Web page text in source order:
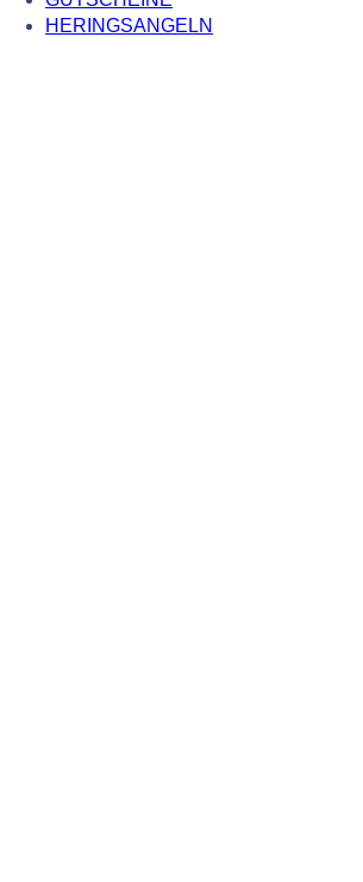
HERINGSANGELN